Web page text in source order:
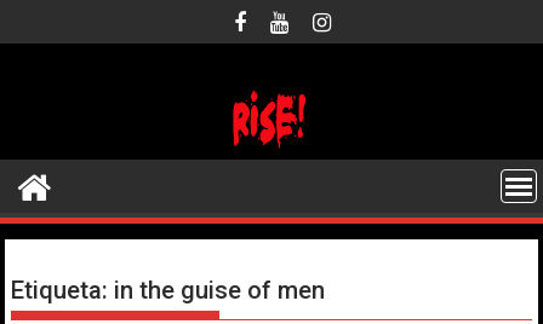
al
Etiqueta: in the guise of men